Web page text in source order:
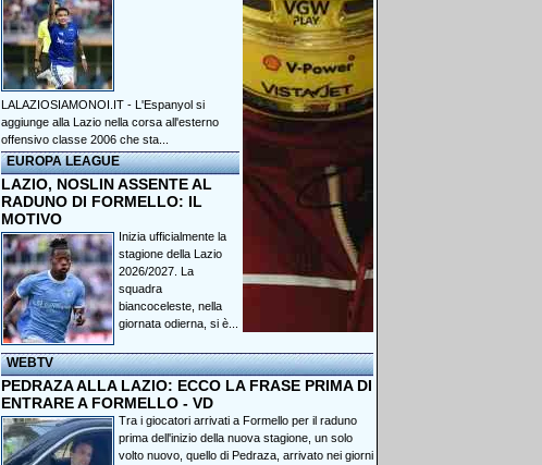
LALAZIOSIAMONOI.IT - L'Espanyol si
aggiunge alla Lazio nella corsa all'esterno
offensivo classe 2006 che sta...
EUROPA LEAGUE
LAZIO, NOSLIN ASSENTE AL
RADUNO DI FORMELLO: IL
MOTIVO
Inizia ufficialmente la
stagione della Lazio
2026/2027. La
squadra
biancoceleste, nella
giornata odierna, si è...
WEBTV
PEDRAZA ALLA LAZIO: ECCO LA FRASE PRIMA DI
ENTRARE A FORMELLO - VD
Tra i giocatori arrivati a Formello per il raduno
prima dell'inizio della nuova stagione, un solo
volto nuovo, quello di Pedraza, arrivato nei giorni